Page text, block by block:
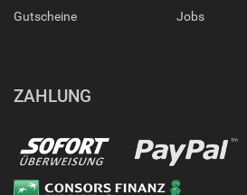
Gutscheine Jobs
ZAHLUNG